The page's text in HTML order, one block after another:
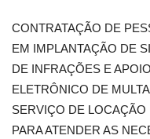
Floriano
Secretarias e Órgãos
CONTRATAÇÃO DE
EM IMPLANTAÇÃO DE
DE INFRAÇÕES E
ELETRÔNICO DE
SERVIÇO DE
PARA ATENDER AS